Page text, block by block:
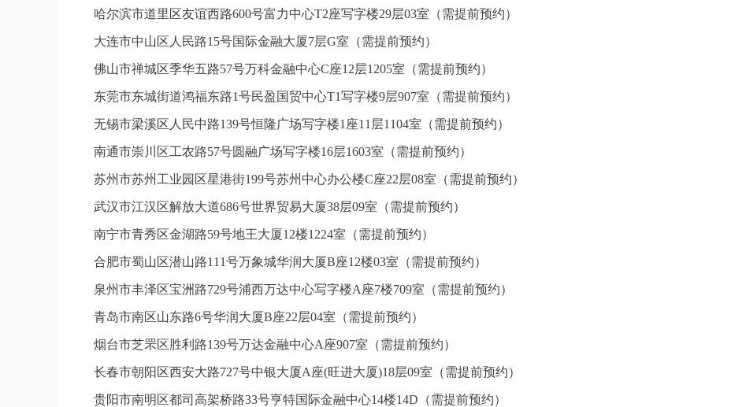
哈尔滨市道里区友谊西路600号富力中心T2座写字楼29层03室（需提前预约）
大连市中山区人民路15号国际金融大厦7层G室（需提前预约）
佛山市禅城区季华五路57号万科金融中心C座12层1205室（需提前预约）
东莞市东城街道鸿福东路1号民盈国贸中心T1写字楼9层907室（需提前预约）
无锡市梁溪区人民中路139号恒隆广场写字楼1座11层1104室（需提前预约）
南通市崇川区工农路57号圆融广场写字楼16层1603室（需提前预约）
苏州市苏州工业园区星港街199号苏州中心办公楼C座22层08室（需提前预约）
武汉市江汉区解放大道686号世界贸易大厦38层09室（需提前预约）
南宁市青秀区金湖路59号地王大厦12楼1224室（需提前预约）
合肥市蜀山区潜山路111号万象城华润大厦B座12楼03室（需提前预约）
泉州市丰泽区宝洲路729号浦西万达中心写字楼A座7楼709室（需提前预约）
青岛市南区山东路6号华润大厦B座22层04室（需提前预约）
烟台市芝罘区胜利路139号万达金融中心A座907室（需提前预约）
长春市朝阳区西安大路727号中银大厦A座(旺进大厦)18层09室（需提前预约）
贵阳市南明区都司高架桥路33号亨特国际金融中心14楼14D（需提前预约）